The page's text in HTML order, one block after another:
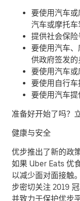
要使用汽车
汽车或摩托车
提供社会保
要使用汽车
供政府签发
要使用汽车
要使用自行车
要使用汽车
准备好开始了吗？
健康与安全
优步推出了新的政
如果 Uber Eats 优
以减少面对面接触
步密切关注 2019
并致力于保护优步